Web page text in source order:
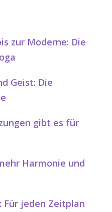
zur Moderne: Die
Geist: Die
gibt es für
Harmonie und
Für jeden Zeitplan